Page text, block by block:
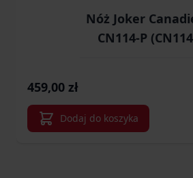
Nóż Joker
CN114-P
459,00 zł
Dodaj do koszyka